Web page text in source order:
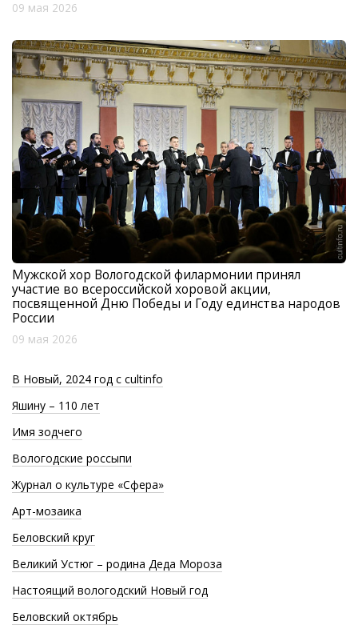
09 мая 2026
Мужской хор Вологодской филармонии принял
участие во всероссийской хоровой акции,
посвященной Дню Победы и Году единства народов
России
09 мая 2026
В Новый, 2024 год с cultinfo
Яшину – 110 лет
Имя зодчего
Вологодские россыпи
Журнал о культуре «Сфера»
Арт-мозаика
Беловский круг
Великий Устюг – родина Деда Мороза
Настоящий вологодский Новый год
Беловский октябрь